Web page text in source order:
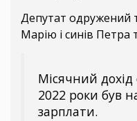
Депутат одружений
Марію і синів Петра
Місячний
2022 роки був
зарплати.